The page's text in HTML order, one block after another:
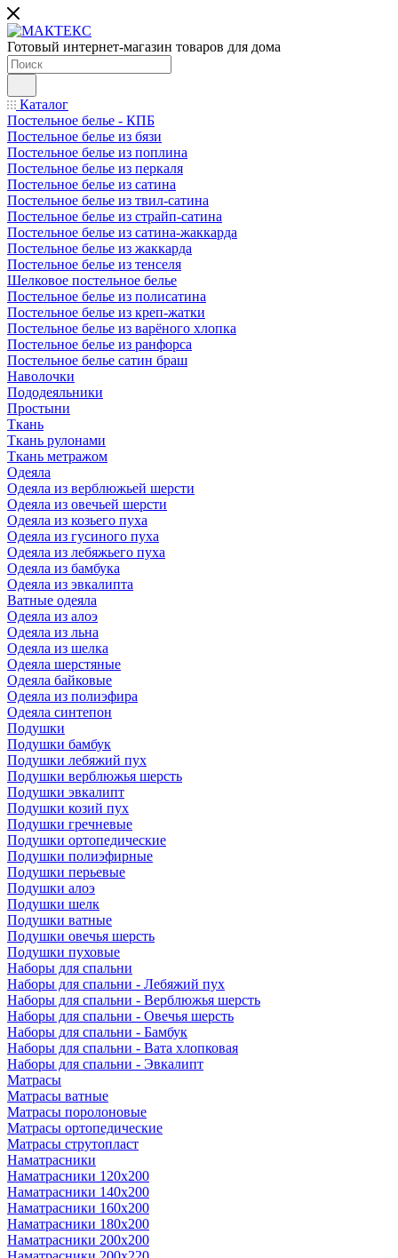
Готовый интернет-магазин товаров для дома
Каталог
Постельное белье - КПБ
Постельное белье из бязи
Постельное белье из поплина
Постельное белье из перкаля
Постельное белье из сатина
Постельное белье из твил-сатина
Постельное белье из страйп-сатина
Постельное белье из сатина-жаккарда
Постельное белье из жаккарда
Постельное белье из тенселя
Шелковое постельное белье
Постельное белье из полисатина
Постельное белье из креп-жатки
Постельное белье из варёного хлопка
Постельное белье из ранфорса
Постельное белье сатин браш
Наволочки
Пододеяльники
Простыни
Ткань
Ткань рулонами
Ткань метражом
Одеяла
Одеяла из верблюжьей шерсти
Одеяла из овечьей шерсти
Одеяла из козьего пуха
Одеяла из гусиного пуха
Одеяла из лебяжьего пуха
Одеяла из бамбука
Одеяла из эвкалипта
Ватные одеяла
Одеяла из алоэ
Одеяла из льна
Одеяла из шелка
Одеяла шерстяные
Одеяла байковые
Одеяла из полиэфира
Одеяла синтепон
Подушки
Подушки бамбук
Подушки лебяжий пух
Подушки верблюжья шерсть
Подушки эвкалипт
Подушки козий пух
Подушки гречневые
Подушки ортопедические
Подушки полиэфирные
Подушки перьевые
Подушки алоэ
Подушки шелк
Подушки ватные
Подушки овечья шерсть
Подушки пуховые
Наборы для спальни
Наборы для спальни - Лебяжий пух
Наборы для спальни - Верблюжья шерсть
Наборы для спальни - Овечья шерсть
Наборы для спальни - Бамбук
Наборы для спальни - Вата хлопковая
Наборы для спальни - Эвкалипт
Матрасы
Матрасы ватные
Матрасы поролоновые
Матрасы ортопедические
Матрасы струтопласт
Наматрасники
Наматрасники 120х200
Наматрасники 140х200
Наматрасники 160х200
Наматрасники 180х200
Наматрасники 200х200